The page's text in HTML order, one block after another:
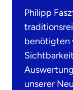
Philipp
benötigten
unserer